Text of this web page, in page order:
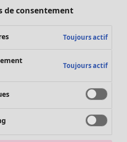
- jusqu'à -70
de consentement
Toujours actif
Toujours actif